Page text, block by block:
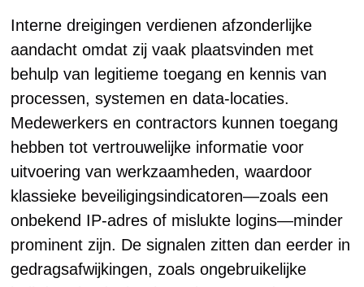
Interne dreigingen verdienen afzonderlijke
aandacht omdat zij vaak plaatsvinden met
behulp van legitieme toegang en kennis van
processen, systemen en data-locaties.
Medewerkers en contractors kunnen toegang
hebben tot vertrouwelijke informatie voor
uitvoering van werkzaamheden, waardoor
klassieke beveiligingsindicatoren—zoals een
onbekend IP-adres of mislukte logins—minder
prominent zijn. De signalen zitten dan eerder in
gedragsafwijkingen, zoals ongebruikelijke